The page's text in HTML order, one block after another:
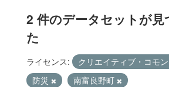
2 件のデータセットが見
た
ライセンス: クリエイティブ・コモ
防災
南富良野町